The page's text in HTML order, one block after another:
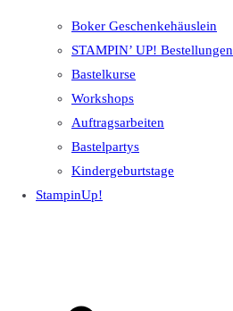
Boker Geschenkehäuslein
STAMPIN’ UP! Bestellungen
Bastelkurse
Workshops
Auftragsarbeiten
Bastelpartys
Kindergeburtstage
StampinUp!